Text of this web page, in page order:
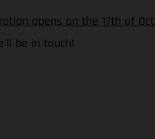
opens on the 17th of
be in touch!